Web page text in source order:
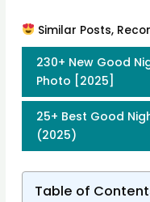
Similar Posts,
230+ New Good
Photo [2025]
25+ Best Good
(2025)
Table of